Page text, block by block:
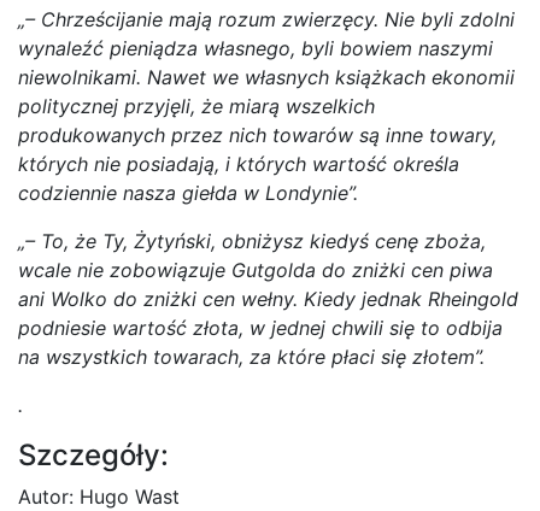
„– Chrześcijanie mają rozum zwierzęcy. Nie byli zdolni
wynaleźć pieniądza własnego, byli bowiem naszymi
niewolnikami. Nawet we własnych książkach ekonomii
politycznej przyjęli, że miarą wszelkich
produkowanych przez nich towarów są inne towary,
których nie posiadają, i których wartość określa
codziennie nasza giełda w Londynie”.
„– To, że Ty, Żytyński, obniżysz kiedyś cenę zboża,
wcale nie zobowiązuje Gutgolda do zniżki cen piwa
ani Wolko do zniżki cen wełny. Kiedy jednak Rheingold
podniesie wartość złota, w jednej chwili się to odbija
na wszystkich towarach, za które płaci się złotem”.
.
Szczegóły:
Autor: Hugo Wast